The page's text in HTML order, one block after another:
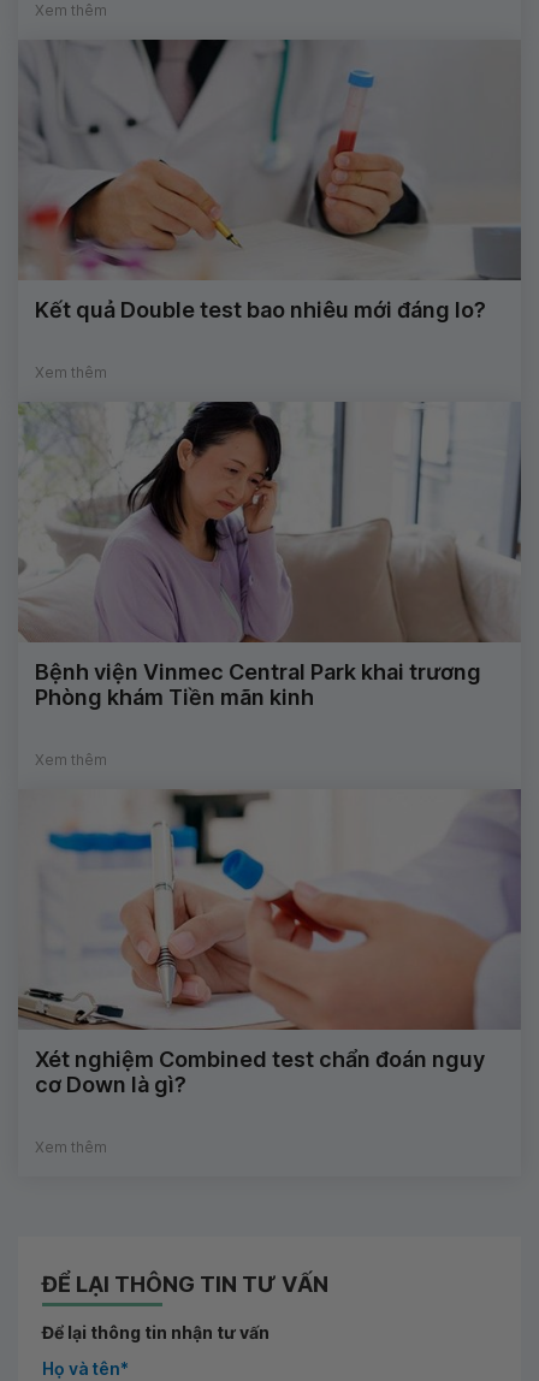
Xem thêm
Kết quả Double test bao nhiêu mới đáng lo?
Xem thêm
Bệnh viện Vinmec Central Park khai trương
Phòng khám Tiền mãn kinh
Xem thêm
Xét nghiệm Combined test chẩn đoán nguy
cơ Down là gì?
Xem thêm
ĐỂ LẠI THÔNG TIN TƯ VẤN
Để lại thông tin nhận tư vấn
Họ và tên*